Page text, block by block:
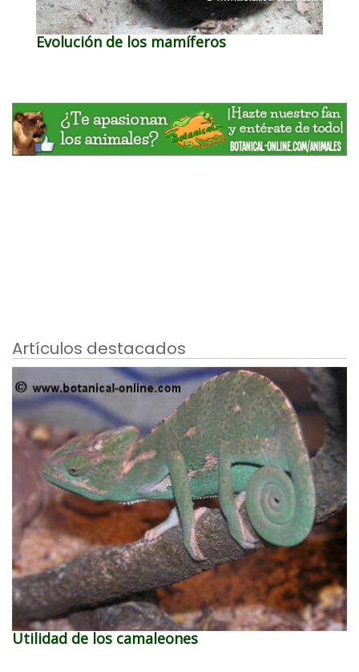
Evolución de los mamíferos
Artículos destacados
Utilidad de los camaleones